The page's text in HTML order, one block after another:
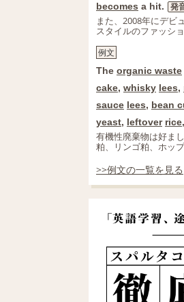
becomes a hit. 発
また、2008年にデビ
スタイルのファッシ
例文
The organic waste
cake, whisky lees,
sauce lees, bean
yeast, leftover rice
有機性廃棄物は好ま
粕、リンゴ粕、ホッ
>>例文の一覧を見る